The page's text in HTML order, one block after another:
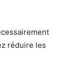
réduire les